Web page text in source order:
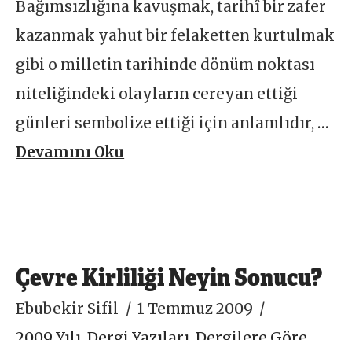
Bağımsızlığına kavuşmak, tarihî bir zafer
kazanmak yahut bir felaketten kurtulmak
gibi o milletin tarihinde dönüm noktası
niteliğindeki olayların cereyan ettiği
günleri sembolize ettiği için anlamlıdır, …
Devamını Oku
Çevre Kirliliği Neyin Sonucu?
Ebubekir Sifil
1 Temmuz 2009